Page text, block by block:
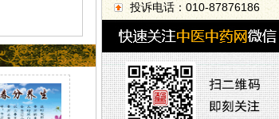
投诉电话：010-87876186